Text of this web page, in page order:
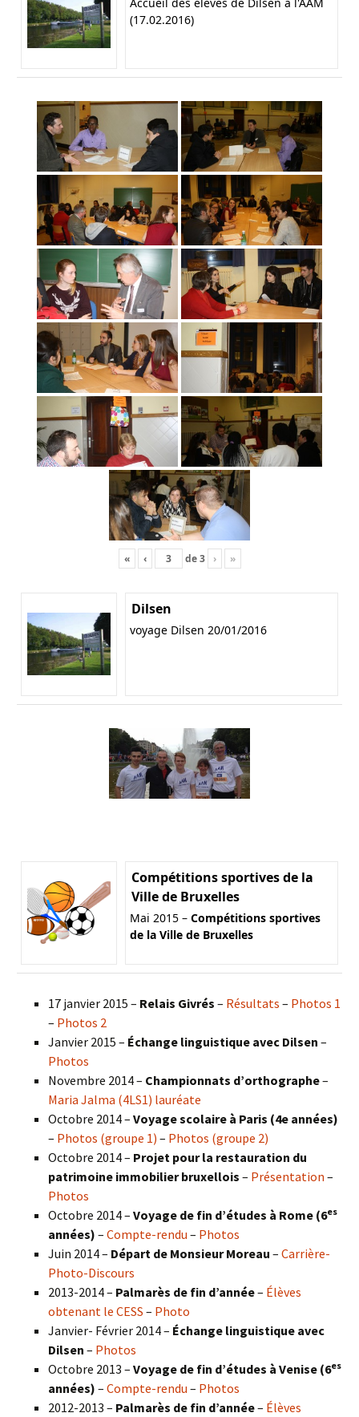
(17.02.2016)
« ‹ de3 › »
Dilsen
voyage Dilsen 20/01/2016
Compétitions sportives de la
Ville de Bruxelles
Mai 2015 – Compétitions sportives
de la Ville de Bruxelles
17 janvier 2015 – Relais Givrés – Résultats – Photos 1
– Photos 2
Janvier 2015 – Échange linguistique avec Dilsen –
Photos
Novembre 2014 – Championnats d’orthographe–
Maria Jalma (4LS1) lauréate
Octobre 2014 – Voyage scolaire à Paris (4e années)
– Photos (groupe 1) – Photos (groupe 2)
Octobre 2014 – Projet pour la restauration du
patrimoine immobilier bruxellois – Présentation –
Photos
Octobre 2014 – Voyage de fin d’études à Rome (6es
années) – Compte-rendu – Photos
Juin 2014 – Départ de Monsieur Moreau – Carrière-
Photo-Discours
2013-2014 – Palmarès de fin d’année– Élèves
obtenant le CESS – Photo
Janvier- Février 2014 – Échange linguistique avec
Dilsen – Photos
Octobre 2013 – Voyage de fin d’études à Venise (6es
années) – Compte-rendu – Photos
2012-2013 – Palmarès de fin d’année– Élèves